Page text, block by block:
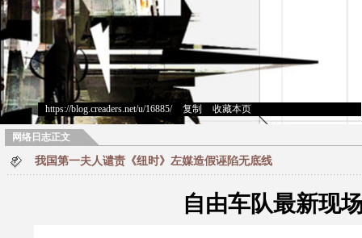
https://blog.creaders.net/u/16885/> 复制 收藏本页
网络日志正文
我国第一夫人谴责《纽时》左媒造假诬陷无底线
自由车队最新现